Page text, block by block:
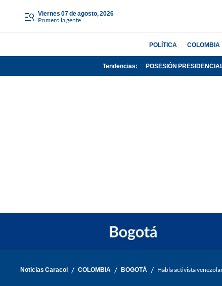
viernes 07 de agosto, 2026
Primero la gente
POLÍTICA COLOMBIA
Tendencias: POSESIÓN
Noticias Caracol / COLOMBIA / BOGOTÁ / Habla activista